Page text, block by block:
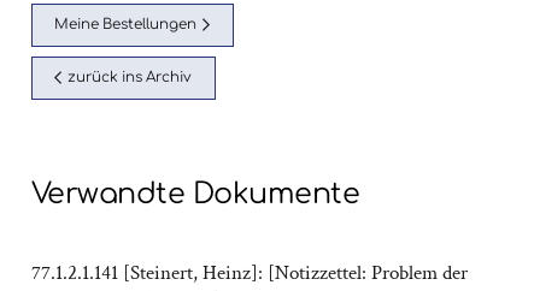
Meine Bestellungen
zurück ins Archiv
Verwandte Dokumente
77.1.2.1.141 [Steinert, Heinz]: [Notizzettel: Problem der